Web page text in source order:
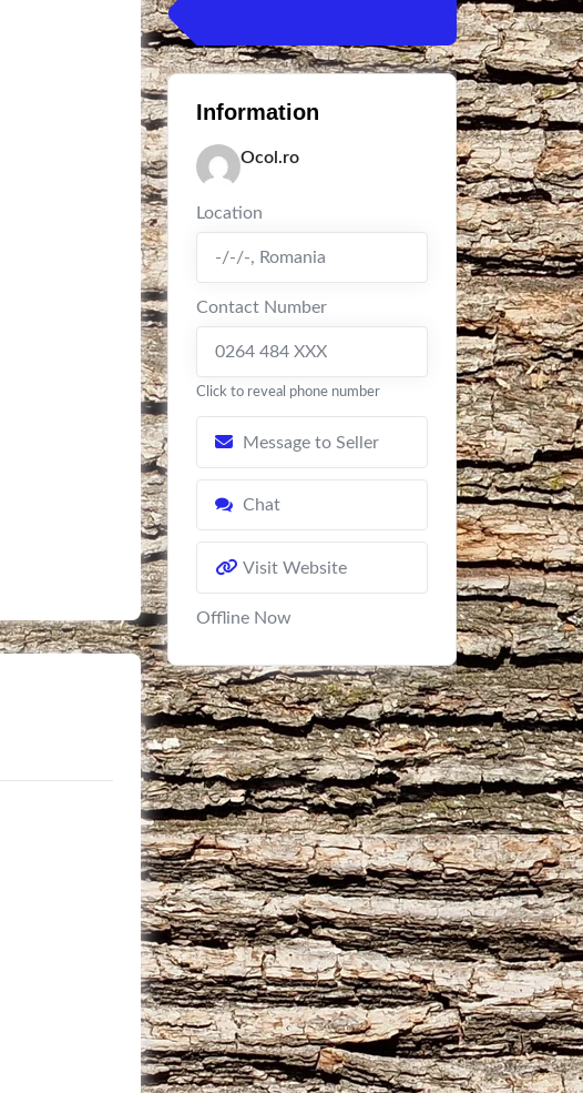
Information
Ocol.ro
Location
-/-/-, Romania
Contact Number
0264 484 XXX
Click to reveal phone number
Message to Seller
Chat
Visit Website
Offline Now